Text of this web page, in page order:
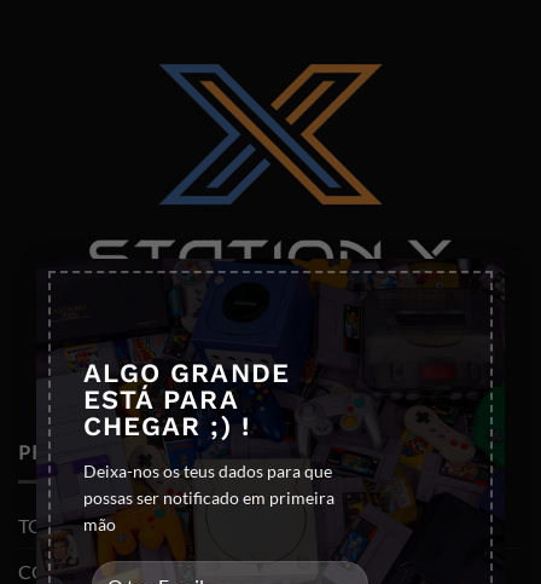
ALGO GRANDE
ESTÁ PARA
CHEGAR ;) !
Deixa-nos os teus dados para que
possas ser notificado em primeira
mão
×
PRODUTOS
TODOS OS PRODUTOS
CONSOLAS E VIDEOJOGOS